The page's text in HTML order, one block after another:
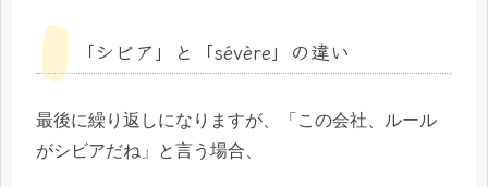
「シビア」と「sévère」の違い
最後に繰り返しになりますが、「この会社、ルール
がシビアだね」と言う場合、